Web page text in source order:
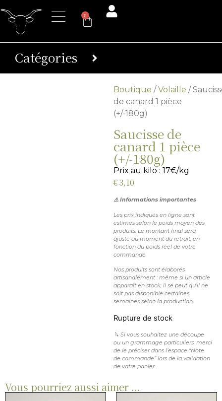
0
Catégories
Boutique /Volaille /
de canard 1 pièce
(+/-180g)
Saucisse de
canard 1 pièce
(+/-180g)
Prix au kilo : 17€/kg
€3,10
⚠️ Informations importantes
Les prix indiqués en ligne sont
estimés selon le poids moyen des
produits. Le montant final sera
ajusté au moment du retrait, en
fonction du poids réel de votre
commande.
Nos produits sont élaborés
artisanalement : même si un article
apparaît en stock, il se peut qu’il ne
soit pas disponible certaines
semaines selon la production.
Rupture de stock
🔪 Si vous souhaitez une découpe
ou un grammage particuliers, merci
de le préciser dans l’espace “Note
de commande” lors de la validation
de votre panier.
Vous pourriez aussi aimer ...